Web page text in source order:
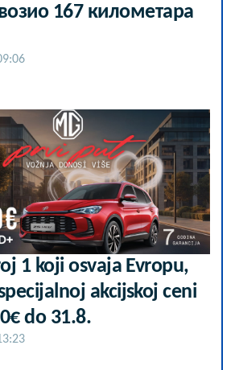
167 километара
1 koji osvaja Evropu,
akcijskoj ceni
do 31.8.